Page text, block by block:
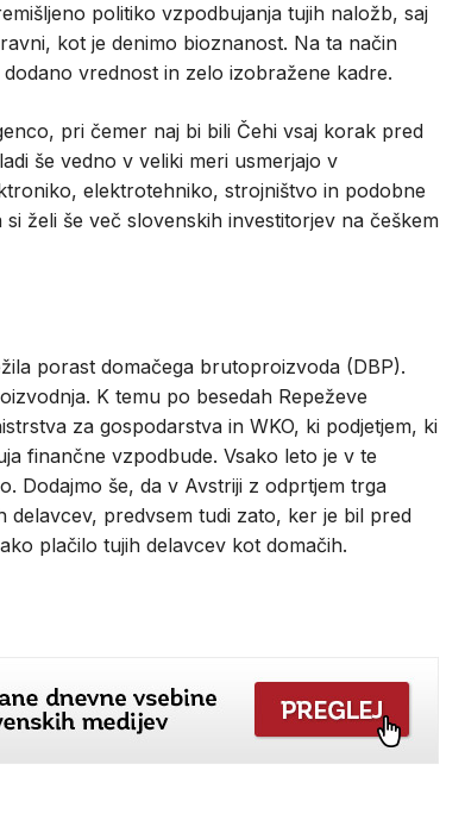
politiko vzpodbujanja tujih naložb, saj
kot je denimo bioznanost. Na ta način
vrednost in zelo izobražene kadre.
pri čemer naj bi bili Čehi vsaj korak pred
še vedno v veliki meri usmerjajo v
elektrotehniko, strojništvo in podobne
želi še več slovenskih investitorjev na češkem
porast domačega brutoproizvoda (DBP).
K temu po besedah Repeževe
za gospodarstva in WKO, ki podjetjem, ki
finančne vzpodbude. Vsako leto je v te
Dodajmo še, da v Avstriji z odprtjem trga
delavcev, predvsem tudi zato, ker je bil pred
plačilo tujih delavcev kot domačih.